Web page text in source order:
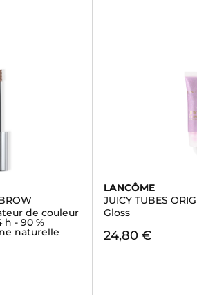
de couleur
- 90 %
naturelle
LANCÔME
JUICY TUBES
Gloss
24,80 €